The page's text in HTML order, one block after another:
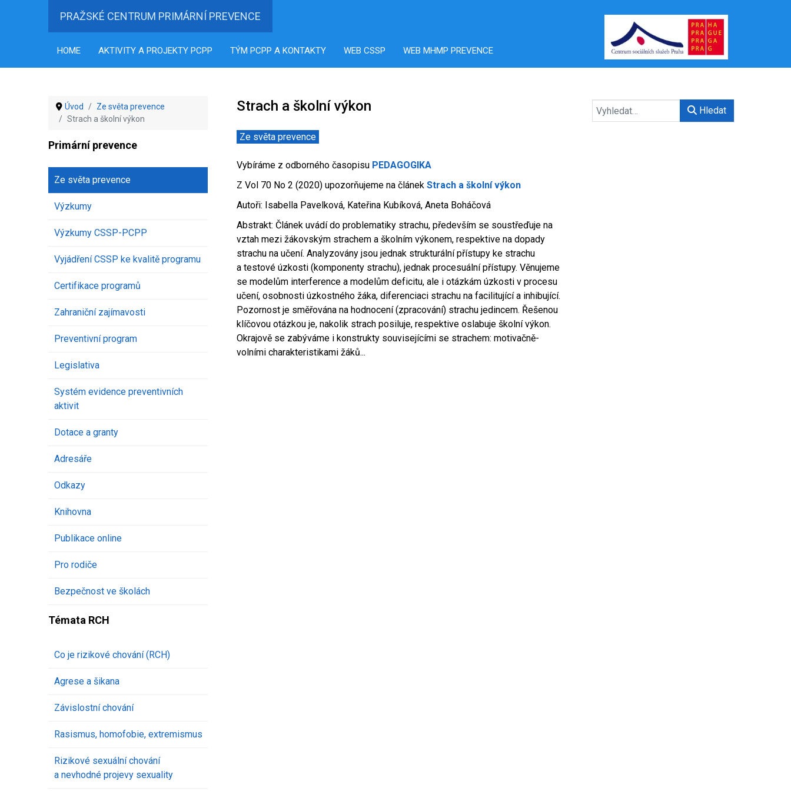
PRAŽSKÉ CENTRUM PRIMÁRNÍ PREVENCE
HOME AKTIVITY A PROJEKTY PCPP TÝM PCPP A KONTAKTY WEB CSSP WEB MHMP PREVENCE
Úvod
Ze světa prevence
Strach a školní výkon
Primární prevence
Ze světa prevence
Výzkumy
Výzkumy CSSP-PCPP
Vyjádření CSSP ke kvalitě programu
Certifikace programů
Zahraniční zajímavosti
Preventivní program
Legislativa
Systém evidence preventivních
aktivit
Dotace a granty
Adresáře
Odkazy
Knihovna
Publikace online
Pro rodiče
Bezpečnost ve školách
Témata RCH
Co je rizikové chování (RCH)
Agrese a šikana
Závislostní chování
Rasismus, homofobie, extremismus
Rizikové sexuální chování
a nevhodné projevy sexuality
Strach a školní výkon
Ze světa prevence
Vybíráme z odborného časopisu PEDAGOGIKA
Z Vol 70 No 2 (2020) upozorňujeme na článekStrach a školní výkon
Autoři: Isabella Pavelková, Kateřina Kubíková, Aneta Boháčová
Abstrakt: Článek uvádí do problematiky strachu, především se soustřeďuje na
vztah mezi žákovským strachem a školním výkonem, respektive na dopady
strachu na učení. Analyzovány jsou jednak strukturální přístupy ke strachu
a testové úzkosti (komponenty strachu), jednak procesuální přístupy. Věnujeme
se modelům interference a modelům deficitu, ale i otázkám úzkosti v procesu
učení, osobnosti úzkostného žáka, diferenciaci strachu na facilitující a inhibující.
Pozornost je směřována na hodnocení (zpracování) strachu jedincem. Řešenou
klíčovou otázkou je, nakolik strach posiluje, respektive oslabuje školní výkon.
Okrajově se zabýváme i konstrukty souvisejícími se strachem: motivačně-
volními charakteristikami žáků...
Hledat